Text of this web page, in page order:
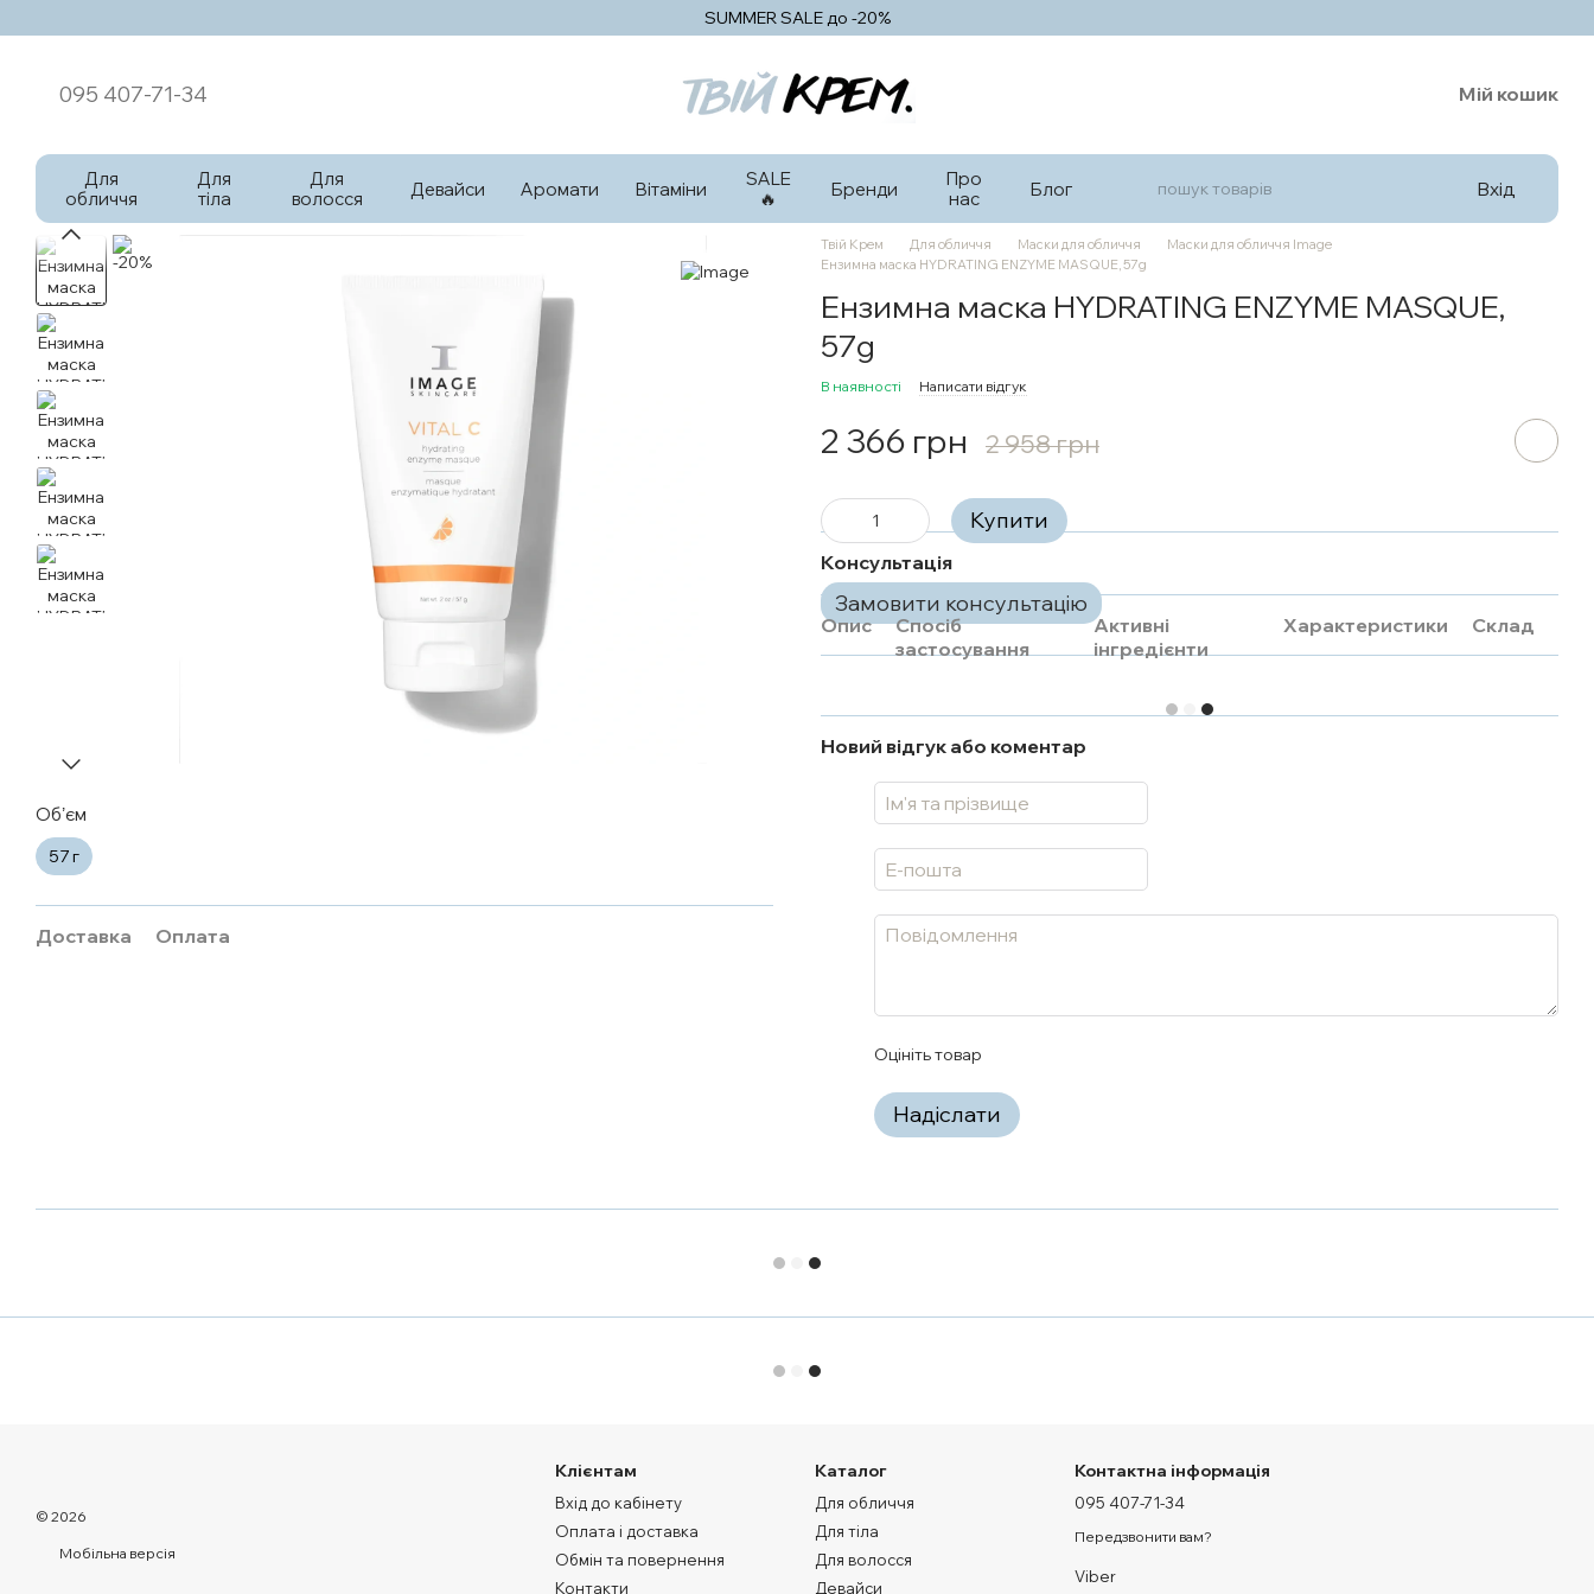
SUMMER SALE до -20%
095 407-71-34 Мій кошик
Для
обличчя
Для
тіла
Для
волосся
Девайси Аромати Вітаміни
SALE
🔥
Бренди
Про
нас
Блог Вхід
Обʼєм
57 г
Доставка Оплата
Твій Крем Для обличчя Маски для обличчя
Маски для обличчя Image
Ензимна маска HYDRATING ENZYME MASQUE, 57g
Ензимна маска HYDRATING ENZYME MASQUE,
57g
В наявності Написати відгук
2 366 грн 2 958 грн
Купити
Консультація
Замовити консультацію
Опис
Спосіб
застосування
Активні
інгредієнти
Характеристики Склад
Новий відгук або коментар
Оцініть товар
Надіслати
© 2026
Мобільна версія
Клієнтам
Вхід до кабінету
Оплата і доставка
Обмін та повернення
Контакти
Каталог
Для обличчя
Для тіла
Для волосся
Девайси
Контактна інформація
095 407-71-34
Передзвонити вам?
Viber